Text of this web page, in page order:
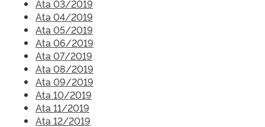
Ata 03/2019
Ata 04/2019
Ata 05/2019
Ata 06/2019
Ata 07/2019
Ata 08/2019
Ata 09/2019
Ata 10/2019
Ata 11/2019
Ata 12/2019